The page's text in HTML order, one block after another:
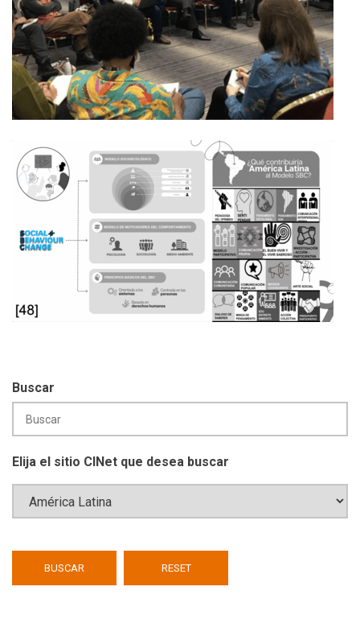
Buscar
Elija el sitio CINet que desea buscar